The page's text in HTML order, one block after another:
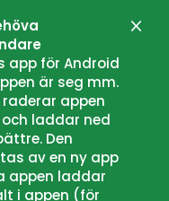
app för Android
är seg mm.
appen
laddar ned
Den
av en ny app
appen laddar
i appen (för